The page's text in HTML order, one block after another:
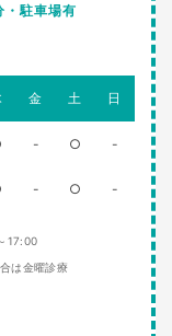
・駐車場有
金 土 日
- ○ -
- ○ -
17:00
は金曜診療